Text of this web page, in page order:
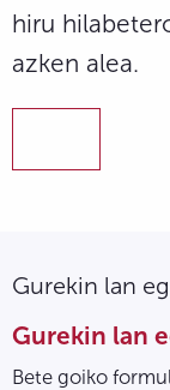
hiru
azken alea.
Gurekin lan
Gurekin lan
Bete goiko